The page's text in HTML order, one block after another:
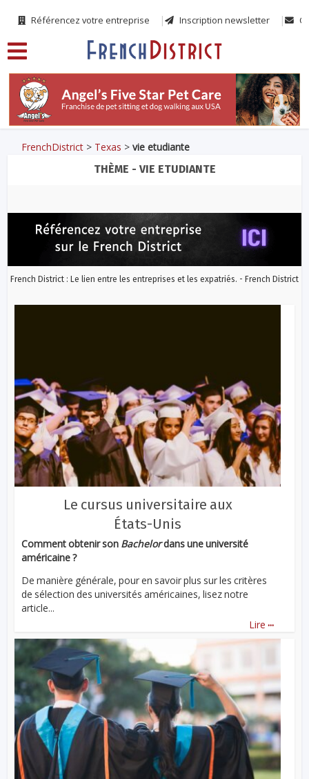
Référencez votre entreprise Inscription newsletter
FrenchDistrict > Texas >vie etudiante
THÈME - VIE ETUDIANTE
French District : Le lien entre les entreprises et les expatriés. - French District
Le cursus universitaire aux
États-Unis
Comment obtenir son Bachelordans une université
américaine ?
De manière générale, pour en savoir plus sur les critères
de sélection des universités américaines, lisez notre
article...
Lire ...